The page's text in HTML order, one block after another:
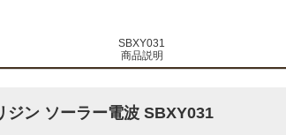
SBXY031
商品説明
ジン ソーラー電波 SBXY031